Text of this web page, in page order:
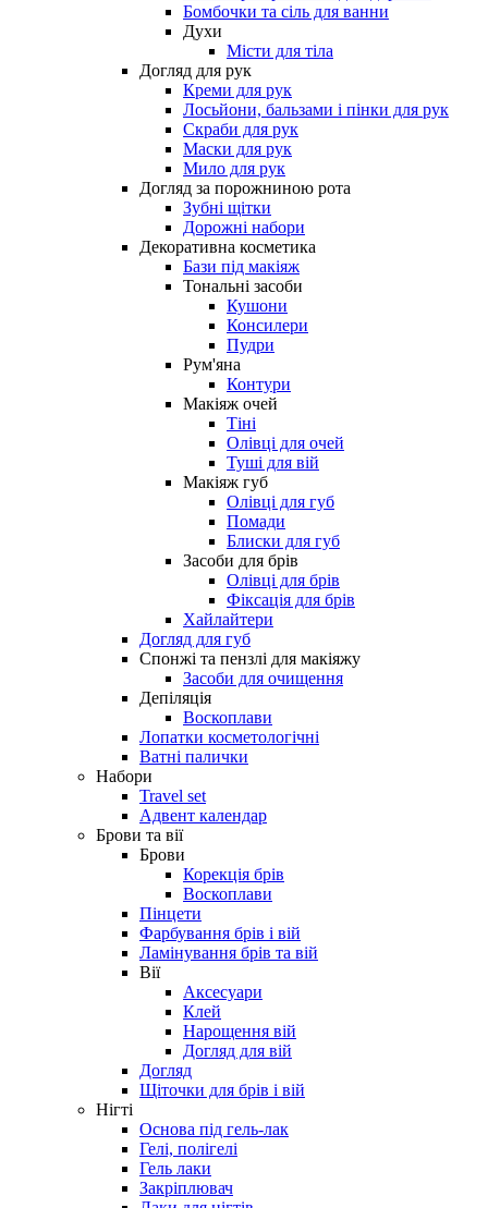
Бомбочки та сіль для ванни
Духи
Місти для тіла
Догляд для рук
Креми для рук
Лосьйони, бальзами і пінки для рук
Скраби для рук
Маски для рук
Мило для рук
Догляд за порожниною рота
Зубні щітки
Дорожні набори
Декоративна косметика
Бази під макіяж
Тональні засоби
Кушони
Консилери
Пудри
Рум'яна
Контури
Макіяж очей
Тіні
Олівці для очей
Туші для вій
Макіяж губ
Олівці для губ
Помади
Блиски для губ
Засоби для брів
Олівці для брів
Фіксація для брів
Хайлайтери
Догляд для губ
Спонжі та пензлі для макіяжу
Засоби для очищення
Депіляція
Воскоплави
Лопатки косметологічні
Ватні палички
Набори
Travel set
Адвент календар
Брови та вії
Брови
Корекція брів
Воскоплави
Пінцети
Фарбування брів і вій
Ламінування брів та вій
Вії
Аксесуари
Клей
Нарощення вій
Догляд для вій
Догляд
Щіточки для брів і вій
Нігті
Основа під гель-лак
Гелі, полігелі
Гель лаки
Закріплювач